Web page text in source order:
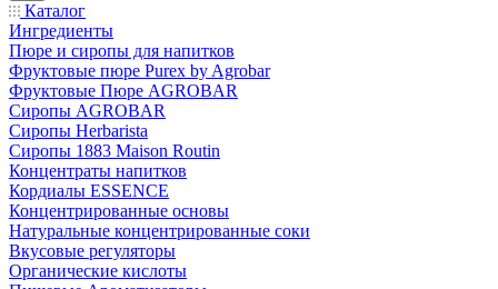
Каталог
Ингредиенты
Пюре и сиропы для напитков
Фруктовые пюре Purex by Agrobar
Фруктовые Пюре AGROBAR
Сиропы AGROBAR
Сиропы Herbarista
Сиропы 1883 Maison Routin
Концентраты напитков
Кордиалы ESSENCE
Концентрированные основы
Натуральные концентрированные соки
Вкусовые регуляторы
Органические кислоты